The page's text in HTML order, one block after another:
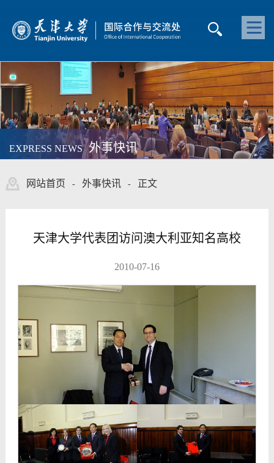
EXPRESS NEWS 外事快讯
网站首页 - 外事快讯 - 正文
天津大学代表团访问澳大利亚知名高校
2010-07-16